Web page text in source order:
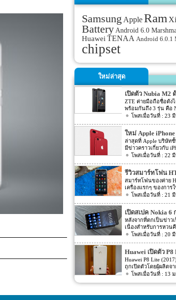
Samsung AppleRam
Battery Android 6.0
Huawei TENAA Android 6.0.1
chipset
ใหม่ล่าสุด
เปิดตัว Nubia M2
ZTE ค่ายมือถือชื่อดัง
พร้อมกันถึง 3 รุ่น คือ
Lite และ Nubia N2
นี้เราจะมารีวิวให้ท่า
ที่มีจุดขายตรงกล้อง
กล้องหน้าที่มาเป็นคู่
สนใจอีก Nubia M2
ความละเอียดสูงถึง
กล้องหน้าสำหรับการ
16MP พร้อมกับรูรับแ
สามารถจับภาพได้กว้
ทำให้การถ่ายรูปเซล
หน้าจอเป็นแบบ
ถึง 1080p ขนาด 5.5
การทำงานจะเป็นชิปเ
เป็นชิปประมวลผลของ
4GB หน่วยความจำมี
[…]
23
ใหม่ Apple
ร้อนแรง
ล่าสุดที่ Apple บริษัท
มีข่าวคราวเกี่ยวกับ
ฮิตในประเทศไทยแล
อาจจะพลาดโอกาสไ
ทันสมัยในคราวนั้น แ
ดีที่คุณกำลังจะได้สัมผั
พร้อมการออกแบบสีข
ร้อนแรง เร้าใจแบบสุ
Apple กระเป๋าสั่นกัน
iPhone 7 สีแดง ได้แ
กุศลของ iGadget ซึ่ง
Apple จะให้บริษัทข้า
แต่งให้ แต่บอดี้นี้สีนี้
สีแดงอันร้อนแรง
ลงไปใน iPhone 7 แล
บริษัท Apple ได้กำห
ที่ 24 มีนาคม 2560 ที่
ขายเป็นเวลาช่วงเช้
เวลาในฝั่งประเทศแถ
22
รีวิวสมาร์ทโฟน
สมาร์ทโฟนของค่าย
เครื่องแรกๆ ของการ
Android หลายคนน่า
Bird ที่ฮิตกันทั่วบ้านทั่
ในที่สามารถเล่นเกม
สมาร์ทโฟนจากค่าย
ก็ได้มีการพัฒนาสมา
มากมาย ล่าสุดได้เตรี
HTC U Ultra HTC U
จอ Super LCD5 มีขน
แบบ Gorilla Glass 5
สามารถป้องกันรอยขี
ของภาพสูงถึง 1,040
(513ppi) ใช้ชิปประมว
ที่มีความเร็วให้เลือก
21
เปิดสเปค Nokia
รสมาร์ทโฟน
หลังจากที่ตกเป็นข่าว
เนื่องสำหรับการหวน
โฟน อย่างสมาร์ทโฟน
เอาสมาร์ทโฟนรุ่นนี้
การ Nokia 6 เปิดตัว
1000 ซึ่งจะมีความน่า
ซอฟต์แวร์และวัสดุอุ
Nokia 6 ไม่ได้เป็นสม
เป็นสมาร์ทโฟนราคา
ประเทศไทยและในต่
20
Huawei เปิดตัว
พร้อมหน้าจอ
655
Huawei P8 Lite
ถูกเปิดตัวโดยผู้ผลิตจ
ในตลาดยุโรปบางประ
แล้ว แม้กระทั่งตอนนี้
13